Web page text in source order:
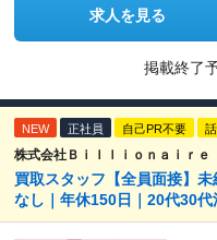
求人を見る
掲載終了
NEW 正社員 自己PR不要
株式会社Ｂｉｌｌｉｏｎａｉｒｅ
買取スタッフ【全員面接】
なし｜年休150日｜20代30